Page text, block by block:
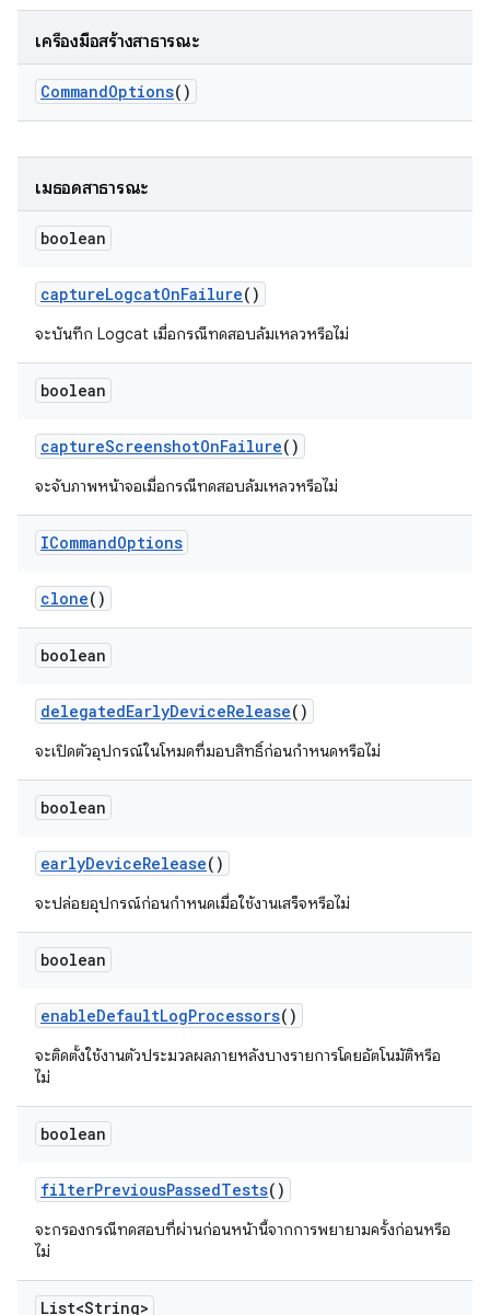
เครื่องมือสร้างสาธารณะ
CommandOptions()
เมธอดสาธารณะ
boolean
captureLogcatOnFailure()
จะบันทึก Logcat เมื่อกรณีทดสอบล้มเหลวหรือไม่
boolean
captureScreenshotOnFailure()
จะจับภาพหน้าจอเมื่อกรณีทดสอบล้มเหลวหรือไม่
ICommandOptions
clone()
boolean
delegatedEarlyDeviceRelease()
จะเปิดตัวอุปกรณ์ในโหมดที่มอบสิทธิ์ก่อนกำหนดหรือไม่
boolean
earlyDeviceRelease()
จะปล่อยอุปกรณ์ก่อนกำหนดเมื่อใช้งานเสร็จหรือไม่
boolean
enableDefaultLogProcessors()
จะติดตั้งใช้งานตัวประมวลผลภายหลังบางรายการโดยอัตโนมัติหรือ
ไม่
boolean
filterPreviousPassedTests()
จะกรองกรณีทดสอบที่ผ่านก่อนหน้านี้จากการพยายามครั้งก่อนหรือ
ไม่
List<String>